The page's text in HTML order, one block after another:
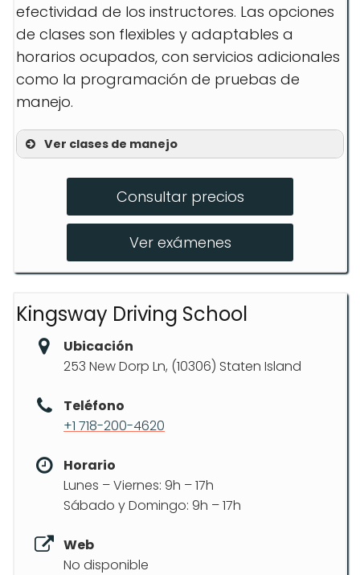
efectividad de los instructores. Las opciones
de clases son flexibles y adaptables a
horarios ocupados, con servicios adicionales
como la programación de pruebas de
manejo.
Ver clases de manejo
Curso de pre-licencia
Pack de 15 lecciones
Consultar precios
Ver exámenes
Kingsway Driving School
Ubicación
253 New Dorp Ln, (10306) Staten Island
Teléfono
+1 718-200-4620
Horario
Lunes – Viernes: 9h – 17h
Sábado y Domingo: 9h – 17h
Web
No disponible